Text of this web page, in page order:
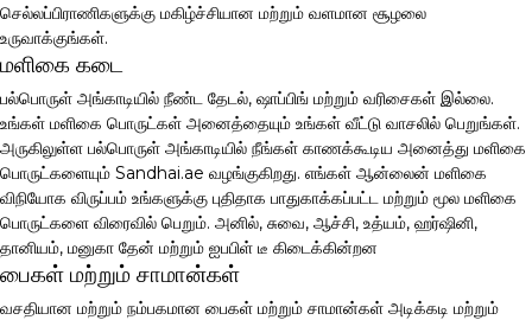
செல்லப்பிராணிகளுக்கு மகிழ்ச்சியான மற்றும் வளமான சூழலை
உருவாக்குங்கள்.
மளிகை கடை
பல்பொருள் அங்காடியில் நீண்ட தேடல், ஷாப்பிங் மற்றும் வரிசைகள் இல்லை.
உங்கள் மளிகை பொருட்கள் அனைத்தையும் உங்கள் வீட்டு வாசலில் பெறுங்கள்.
அருகிலுள்ள பல்பொருள் அங்காடியில் நீங்கள் காணக்கூடிய அனைத்து மளிகை
பொருட்களையும் Sandhai.ae வழங்குகிறது. எங்கள் ஆன்லைன் மளிகை
விநியோக விருப்பம் உங்களுக்கு புதிதாக பாதுகாக்கப்பட்ட மற்றும் மூல மளிகை
பொருட்களை விரைவில் பெறும். அனில், சுவை, ஆச்சி, உத்யம், ஹர்ஷினி,
தானியம், மனுகா தேன் மற்றும் ஐபபிள் டீ கிடைக்கின்றன
பைகள் மற்றும் சாமான்கள்
வசதியான மற்றும் நம்பகமான பைகள் மற்றும் சாமான்கள் அடிக்கடி மற்றும்